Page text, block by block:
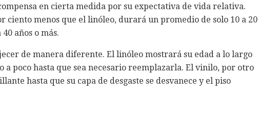
en cierta medida por su expectativa de vida relativa.
ciento menos que el linóleo, durará un promedio de solo 10 a 20
años o más.
de manera diferente. El linóleo mostrará su edad a lo largo
a poco hasta que sea necesario reemplazarla. El vinilo, por otro
hasta que su capa de desgaste se desvanece y el piso